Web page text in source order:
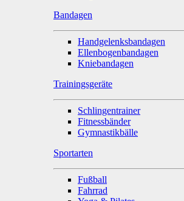
Bandagen
Handgelenksbandagen
Ellenbogenbandagen
Kniebandagen
Trainingsgeräte
Schlingentrainer
Fitnessbänder
Gymnastikbälle
Sportarten
Fußball
Fahrrad